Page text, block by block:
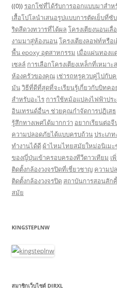
((0)) รอกโซ่ที่ได้รับการออกแบบมาสำ
เสื้อโปโลนำเสนอรูปแบบการตัดเย็บที่
ริดสีดวงทวารที่ได้ผล โครงเตียงนอนเ
งามมาสู่ห้องนอนโครงเตียงลอฟท์หรือ
พื้น epoxy อุตสาหกรรม เมื่อแผ่นทองแ
เซลล์ การเลือกโครงเตียงเหล็กที่เหมาะ
ห้องครัวของคุณ เช่ารถหรูควบคู่ไปกับ
มันวิธีที่ดีที่สุดที่จะเรียนรู้เกี่ยวกับบิทคอ
สำหรับอะไร การใช้หม้อแปลงไฟฟ้าปร
อินเทรนด์อื่นๆ ช่วยคุณกำจัดการปฏิเสธ
รู้สึกทางเพศได้มากกว่า อยากเรียนต่อจี
ความปลอดภัยได้แบบครบถ้วนประเภ
ทำงานได้ดี ผ้าไหมไทยสมัยใหม่อนิเม
ของญี่ปุ่นเข้าครอบครองทีวีดาวเทียม เ
ติดตั้งกล้องวงจรปิดที่เชี่ยวชาญ ความป
ติดตั้งกล้องวงจรปิด สถาบันการสอนสัก
สมัย
KINGSTEPLNW
สมาชิกเว็บไซต์ DIRXL